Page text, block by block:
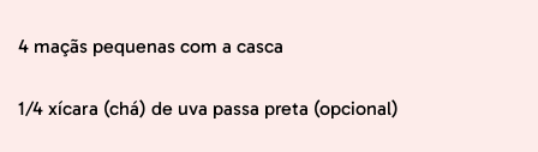
4 maçãs pequenas com a casca
1/4 xícara (chá) de uva passa preta (opcional)